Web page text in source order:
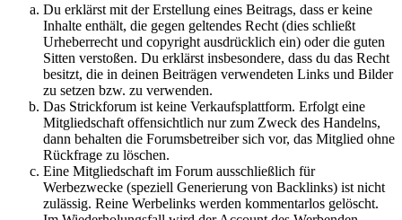
Du erklärst mit der Erstellung eines Beitrags, dass er keine
Inhalte enthält, die gegen geltendes Recht (dies schließt
Urheberrecht und copyright ausdrücklich ein) oder die guten
Sitten verstoßen. Du erklärst insbesondere, dass du das Recht
besitzt, die in deinen Beiträgen verwendeten Links und Bilder
zu setzen bzw. zu verwenden.
Das Strickforum ist keine Verkaufsplattform. Erfolgt eine
Mitgliedschaft offensichtlich nur zum Zweck des Handelns,
dann behalten die Forumsbetreiber sich vor, das Mitglied ohne
Rückfrage zu löschen.
Eine Mitgliedschaft im Forum ausschließlich für
Werbezwecke (speziell Generierung von Backlinks) ist nicht
zulässig. Reine Werbelinks werden kommentarlos gelöscht.